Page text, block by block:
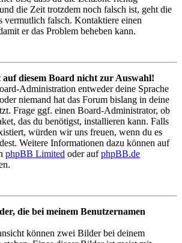
die Zeit trotzdem noch falsch ist, geht die
vermutlich falsch. Kontaktiere einen
er das Problem beheben kann.
auf diesem Board nicht zur Auswahl!
Administration entweder deine Sprache
niemand hat das Forum bislang in deine
Frage ggf. einen Board-Administrator, ob
das du benötigst, installieren kann. Falls
würden wir uns freuen, wenn du es
Weitere Informationen dazu können auf
phpBB Limited oder aufphpBB.de
die bei meinem Benutzernamen
können zwei Bilder bei deinem